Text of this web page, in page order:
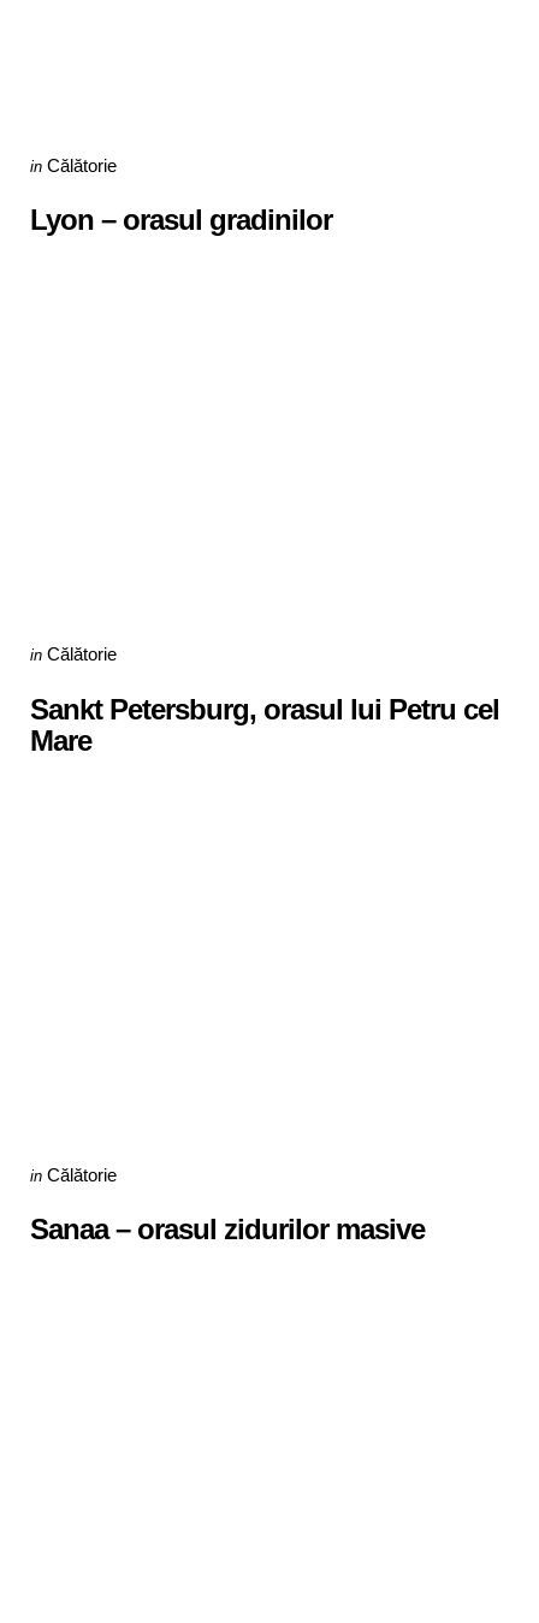
Categories
Posted
in Călătorie
Lyon – orasul gradinilor
Categories
Posted
in Călătorie
Sankt Petersburg, orasul lui Petru cel
Mare
Categories
Posted
in Călătorie
Sanaa – orasul zidurilor masive